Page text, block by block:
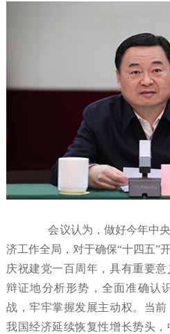
会议认为，做好今年中央
济工作全局，对于确保“十四五”
庆祝建党一百周年，具有重要
辩证地分析形势，全面准确认
战，牢牢掌握发展主动权。当前
我国经济延续恢复性增长势头